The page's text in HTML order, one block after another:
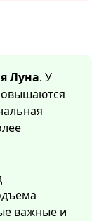
Луна. У
важные и